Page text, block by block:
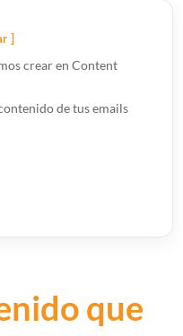
crear en Content
de tus emails
que